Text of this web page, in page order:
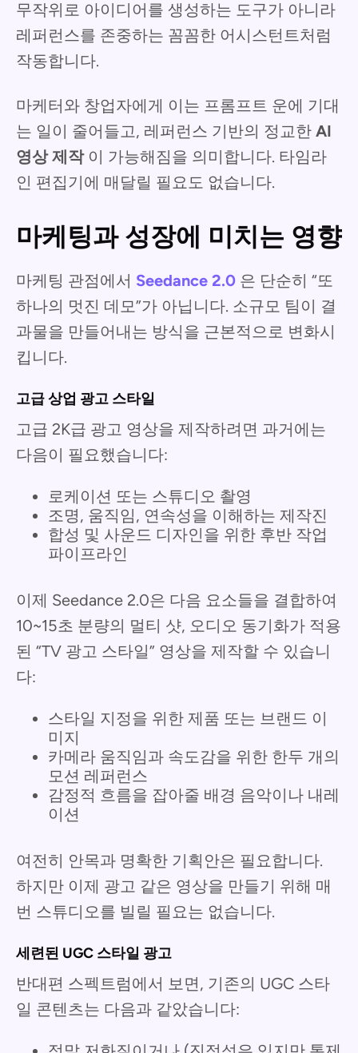
무작위로 아이디어를 생성하는 도구가 아니라
레퍼런스를 존중하는 꼼꼼한 어시스턴트처럼
작동합니다.
마케터와 창업자에게 이는 프롬프트 운에 기대
는 일이 줄어들고, 레퍼런스 기반의 정교한 AI
영상 제작이 가능해짐을 의미합니다. 타임라
인 편집기에 매달릴 필요도 없습니다.
마케팅과 성장에 미치는 영향
마케팅 관점에서 Seedance 2.0 은 단순히 “또
하나의 멋진 데모”가 아닙니다. 소규모 팀이 결
과물을 만들어내는 방식을 근본적으로 변화시
킵니다.
고급 상업 광고 스타일
고급 2K급 광고 영상을 제작하려면 과거에는
다음이 필요했습니다:
로케이션 또는 스튜디오 촬영
조명, 움직임, 연속성을 이해하는 제작진
합성 및 사운드 디자인을 위한 후반 작업
파이프라인
이제 Seedance 2.0은 다음 요소들을 결합하여
10~15초 분량의 멀티 샷, 오디오 동기화가 적용
된 “TV 광고 스타일” 영상을 제작할 수 있습니
다:
스타일 지정을 위한 제품 또는 브랜드 이
미지
카메라 움직임과 속도감을 위한 한두 개의
모션 레퍼런스
감정적 흐름을 잡아줄 배경 음악이나 내레
이션
여전히 안목과 명확한 기획안은 필요합니다.
하지만 이제 광고 같은 영상을 만들기 위해 매
번 스튜디오를 빌릴 필요는 없습니다.
세련된 UGC 스타일 광고
반대편 스펙트럼에서 보면, 기존의 UGC 스타
일 콘텐츠는 다음과 같았습니다: